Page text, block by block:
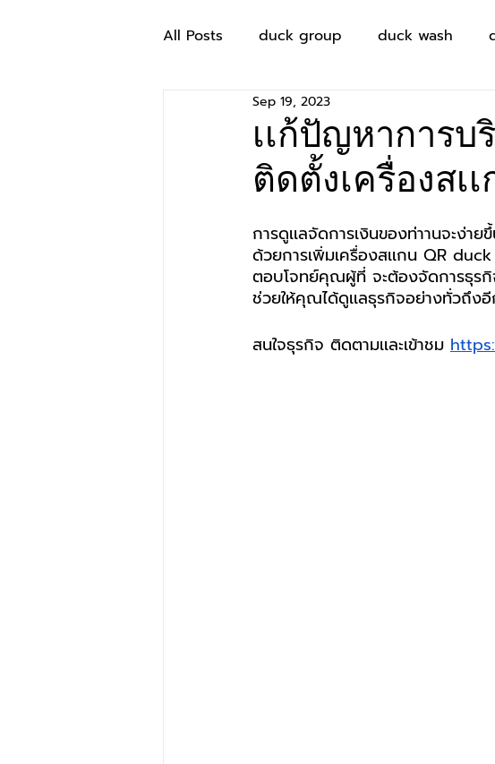
All Posts duck group duck wash
เเก้ปัญหาการบ
ติดตั้งเครื่องสเ
Sep 19, 2023
การดูเเลจัดการเงินของท่าานจะง่าย
ด้วยการเพิ่มเครื่องสเเกน QR
ตอบโจทย์คุณผู้ที่ จะต้องจัดการธุรกิ
ช่วยให้คุณได้ดูเเลธุรกิจอย่างทั่วถึง
สนใจธุรกิจ ติดตามเเละเข้าชม